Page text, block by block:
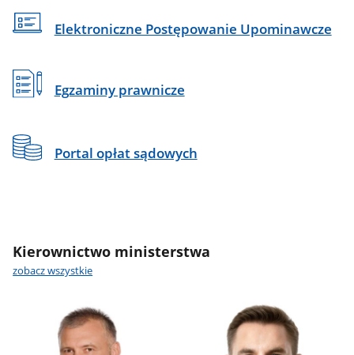
Elektroniczne Postępowanie Upominawcze
Egzaminy prawnicze
Portal opłat sądowych
Kierownictwo ministerstwa
zobacz wszystkie